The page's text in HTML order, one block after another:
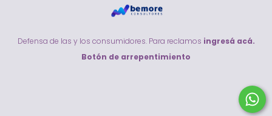
Defensa de las y los consumidores. Para reclamos ingresá acá.
Botón de arrepentimiento